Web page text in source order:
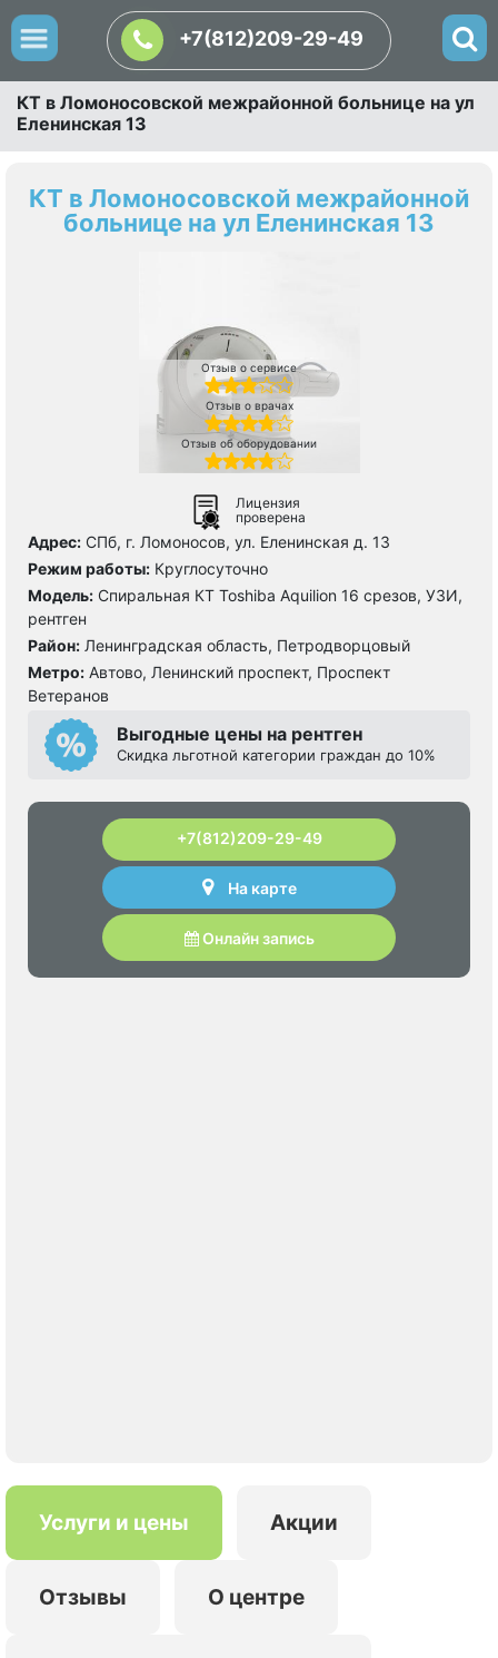
+7(812)209-29-49
КТ в Ломоносовской межрайонной больнице на ул
Еленинская 13
КТ в Ломоносовской межрайонной
больнице на ул Еленинская 13
Отзыв о сервисе
Отзыв о врачах
Отзыв об оборудовании
Лицензия
проверена
Адрес: СПб, г. Ломоносов, ул. Еленинская д. 13
Режим работы: Круглосуточно
Модель: Спиральная КТ Toshiba Aquilion 16 срезов, УЗИ,
рентген
Район: Ленинградская область, Петродворцовый
Метро: Автово, Ленинский проспект, Проспект
Ветеранов
Выгодные цены на рентген
Скидка льготной категории граждан до 10%
+7(812)209-29-49
На карте
Онлайн запись
Услуги и цены Акции
Отзывы О центре